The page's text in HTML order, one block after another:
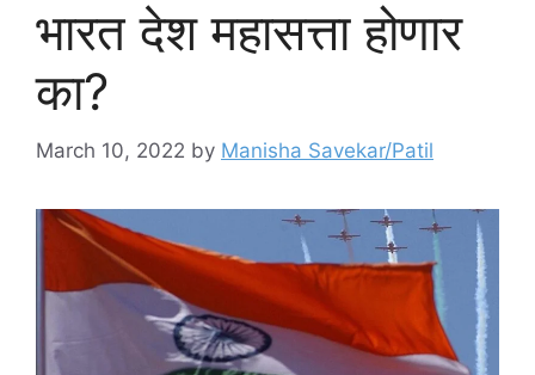
भारत देश महासत्ता होणार
का?
March 10, 2022 by Manisha Savekar/Patil